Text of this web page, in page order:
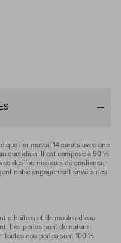
que l’or massif 14 carats avec une
quotidien. Il est composé à 90 %
des fournisseurs de confiance,
notre engagement envers des
d’huîtres et de moules d’eau
Les perles sont de nature
Toutes nos perles sont 100 %